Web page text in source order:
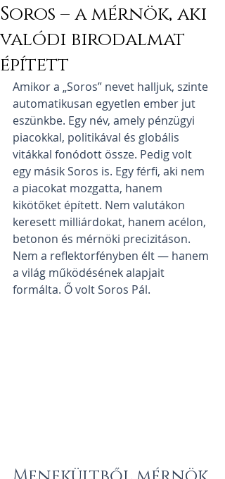
Soros – a mérnök, aki
valódi birodalmat
épített
Amikor a „Soros” nevet halljuk, szinte
automatikusan egyetlen ember jut
eszünkbe. Egy név, amely pénzügyi
piacokkal, politikával és globális
vitákkal fonódott össze. Pedig volt
egy másik Soros is. Egy férfi, aki nem
a piacokat mozgatta, hanem
kikötőket épített. Nem valutákon
keresett milliárdokat, hanem acélon,
betonon és mérnöki precizitáson.
Nem a reflektorfényben élt — hanem
a világ működésének alapjait
formálta. Ő volt Soros Pál.